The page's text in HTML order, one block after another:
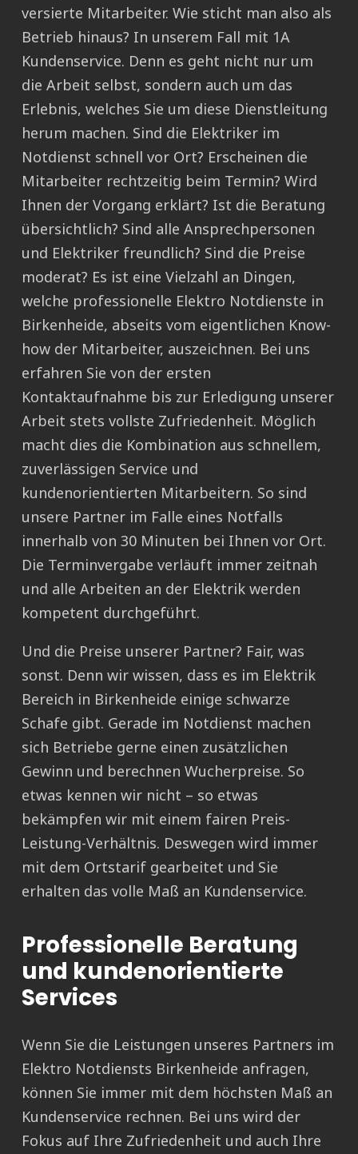
versierte Mitarbeiter. Wie sticht man also als
Betrieb hinaus? In unserem Fall mit 1A
Kundenservice. Denn es geht nicht nur um
die Arbeit selbst, sondern auch um das
Erlebnis, welches Sie um diese Dienstleitung
herum machen. Sind die Elektriker im
Notdienst schnell vor Ort? Erscheinen die
Mitarbeiter rechtzeitig beim Termin? Wird
Ihnen der Vorgang erklärt? Ist die Beratung
übersichtlich? Sind alle Ansprechpersonen
und Elektriker freundlich? Sind die Preise
moderat? Es ist eine Vielzahl an Dingen,
welche professionelle Elektro Notdienste in
Birkenheide, abseits vom eigentlichen Know-
how der Mitarbeiter, auszeichnen. Bei uns
erfahren Sie von der ersten
Kontaktaufnahme bis zur Erledigung unserer
Arbeit stets vollste Zufriedenheit. Möglich
macht dies die Kombination aus schnellem,
zuverlässigen Service und
kundenorientierten Mitarbeitern. So sind
unsere Partner im Falle eines Notfalls
innerhalb von 30 Minuten bei Ihnen vor Ort.
Die Terminvergabe verläuft immer zeitnah
und alle Arbeiten an der Elektrik werden
kompetent durchgeführt.
Und die Preise unserer Partner? Fair, was
sonst. Denn wir wissen, dass es im Elektrik
Bereich in Birkenheide einige schwarze
Schafe gibt. Gerade im Notdienst machen
sich Betriebe gerne einen zusätzlichen
Gewinn und berechnen Wucherpreise. So
etwas kennen wir nicht – so etwas
bekämpfen wir mit einem fairen Preis-
Leistung-Verhältnis. Deswegen wird immer
mit dem Ortstarif gearbeitet und Sie
erhalten das volle Maß an Kundenservice.
Professionelle Beratung
und kundenorientierte
Services
Wenn Sie die Leistungen unseres Partners im
Elektro Notdiensts Birkenheide anfragen,
können Sie immer mit dem höchsten Maß an
Kundenservice rechnen. Bei uns wird der
Fokus auf Ihre Zufriedenheit und auch Ihre